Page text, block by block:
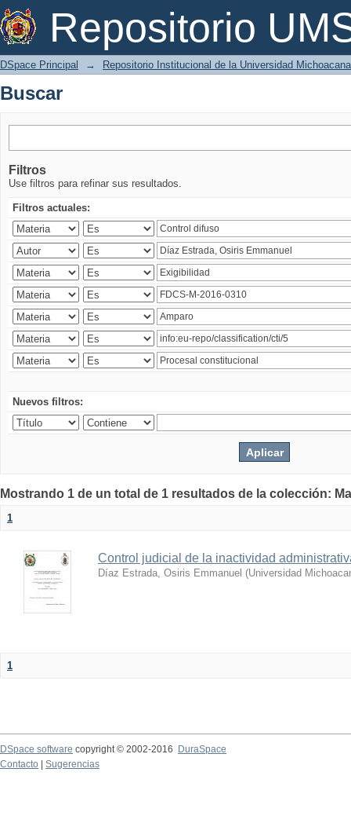
Repositorio
Buscar
DSpace Principal → Repositorio Institucional de la Universidad
Buscar
Filtros
Use filtros para refinar sus resultados.
Filtros actuales:
Nuevos filtros:
Mostrando 1 de un total de 1 resultados de la colección:
1
Control judicial de la inactividad
Díaz Estrada, Osiris Emmanuel (Universidad
1
DSpace software copyright © 2002-2016
DuraSpace
Contacto
Sugerencias